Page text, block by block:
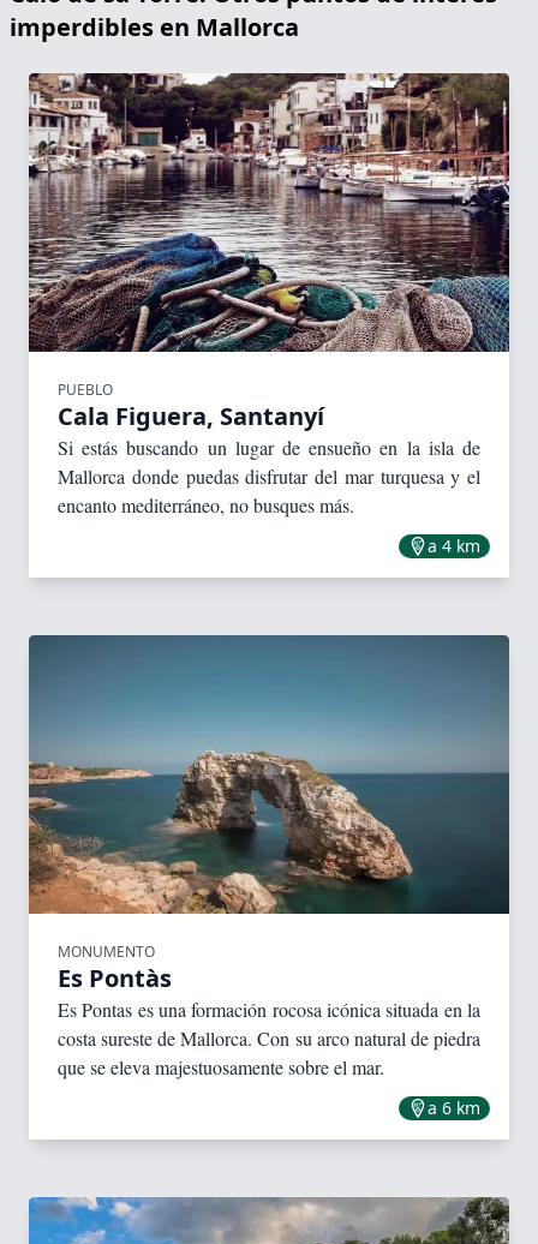
imperdibles en Mallorca
PUEBLO
Cala Figuera, Santanyí
Si estás buscando un lugar de ensueño en la isla de
Mallorca donde puedas disfrutar del mar turquesa y el
encanto mediterráneo, no busques más.
a 4 km
MONUMENTO
Es Pontàs
Es Pontas es una formación rocosa icónica situada en la
costa sureste de Mallorca. Con su arco natural de piedra
que se eleva majestuosamente sobre el mar.
a 6 km